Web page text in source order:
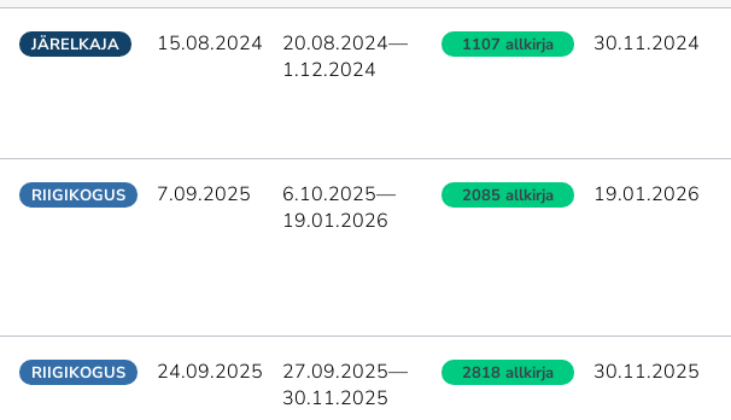
JÄRELKAJA 15.08.2024 20.08.2024—
1.12.2024
1107 allkirja 30.11.2024
RIIGIKOGUS 7.09.2025 6.10.2025—
19.01.2026
2085 allkirja 19.01.2026
RIIGIKOGUS 24.09.2025 27.09.2025—
30.11.2025
2818 allkirja 30.11.2025